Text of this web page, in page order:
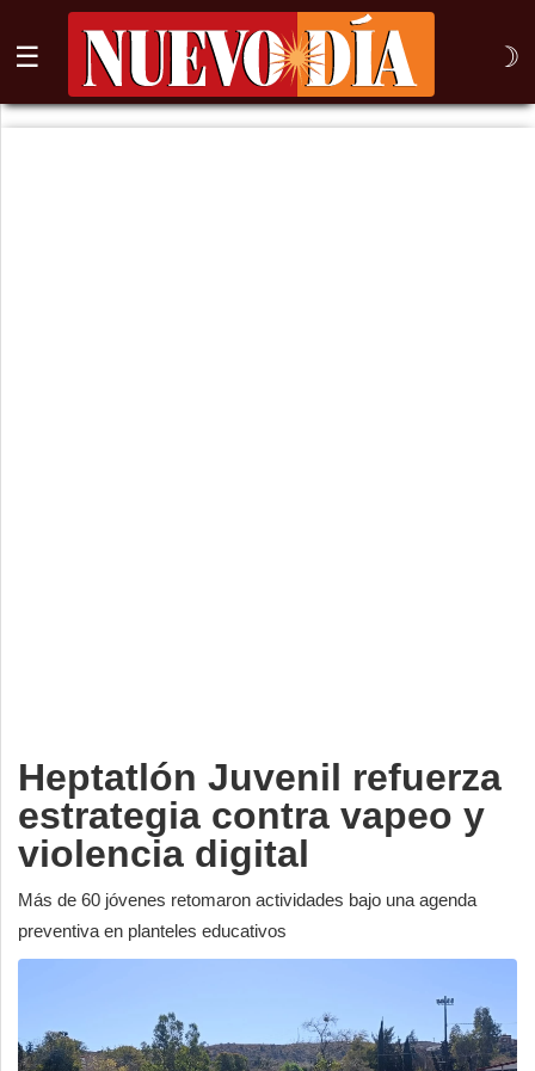
☰ ☽
⌕
Heptatlón Juvenil refuerza
estrategia contra vapeo y
violencia digital
Más de 60 jóvenes retomaron actividades bajo una agenda
preventiva en planteles educativos